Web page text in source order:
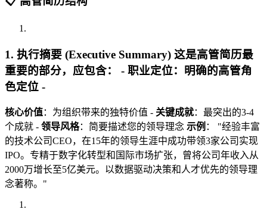
1. 执行摘要 (Executive Summary) 这是高管简历最
重要的部分，应包含： - 职业定位：明确的高管角
色定位 -
核心价值：为组织带来的独特价值 - 关键成就：最突出的3-4
个成就 - 领导风格：简要描述您的领导理念 示例 ： "经验丰富
的技术公司CEO，在15年的领导生涯中成功带领3家公司实现
IPO。专精于数字化转型和国际市场扩张，曾将公司年收入从
2000万增长至5亿美元。以数据驱动决策和人才优先的领导理
念著称。"